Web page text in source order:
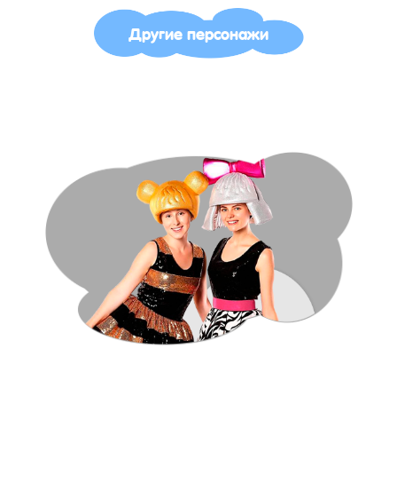
Другие персонажи